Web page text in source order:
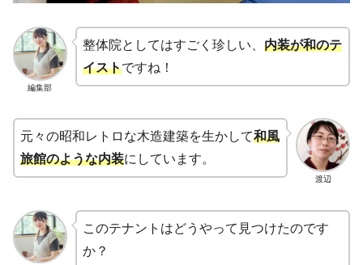
編集部
整体院としてはすごく珍しい、 内装が和のテ
イストですね！
渡辺
元々の昭和レトロな木造建築を生かして和風
旅館のような内装にしています。
このテナントはどうやって見つけたのです
か？